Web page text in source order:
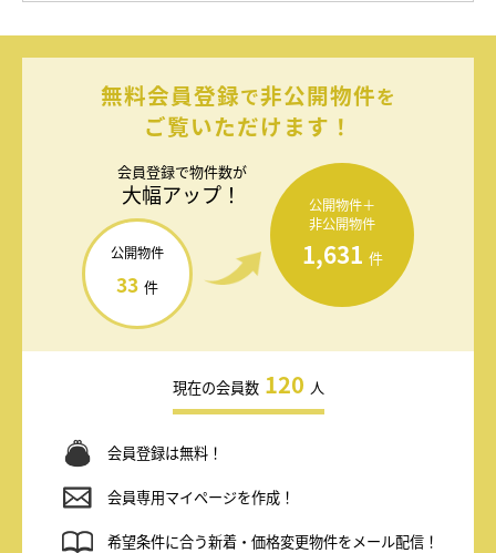
無料会員登録で非公開物件を
ご覧いただけます！
会員登録で物件数が
大幅アップ！
公開物件
33 件
公開物件＋
非公開物件
1,631 件
現在の会員数 120 人
会員登録は無料！
会員専用マイページを作成！
希望条件に合う新着・価格変更物件をメール配信！